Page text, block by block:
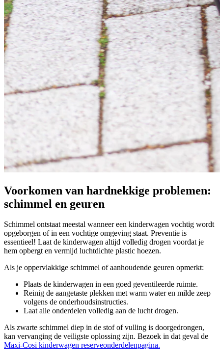
Voorkomen van hardnekkige problemen:
schimmel en geuren
Schimmel ontstaat meestal wanneer een kinderwagen vochtig wordt
opgeborgen of in een vochtige omgeving staat. Preventie is
essentieel! Laat de kinderwagen altijd volledig drogen voordat je
hem opbergt en vermijd luchtdichte plastic hoezen.
Als je oppervlakkige schimmel of aanhoudende geuren opmerkt:
Plaats de kinderwagen in een goed geventileerde ruimte.
Reinig de aangetaste plekken met warm water en milde zeep
volgens de onderhoudsinstructies.
Laat alle onderdelen volledig aan de lucht drogen.
Als zwarte schimmel diep in de stof of vulling is doorgedrongen,
kan vervanging de veiligste oplossing zijn. Bezoek in dat geval de
Maxi-Cosi kinderwagen reserveonderdelenpagina.